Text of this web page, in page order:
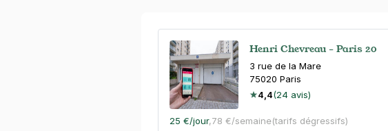
Henri Chevreau - Paris 20
3 rue de la Mare
75020 Paris
4,4(24 avis)
25 €/jour,78 €/semaine(tarifs dégressifs)